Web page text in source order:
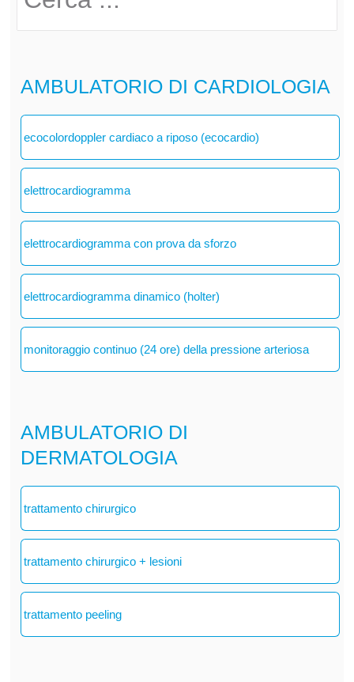
AMBULATORIO DI CARDIOLOGIA
ecocolordoppler cardiaco a riposo (ecocardio)
elettrocardiogramma
elettrocardiogramma con prova da sforzo
elettrocardiogramma dinamico (holter)
monitoraggio continuo (24 ore) della pressione arteriosa
AMBULATORIO DI
DERMATOLOGIA
trattamento chirurgico
trattamento chirurgico + lesioni
trattamento peeling